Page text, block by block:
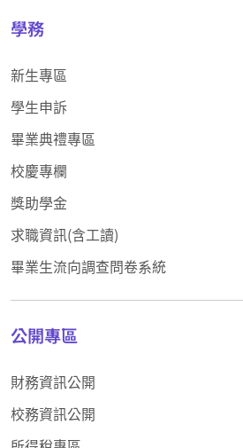
學務
新生專區
學生申訴
畢業典禮專區
校慶專欄
獎助學金
求職資訊(含工讀)
畢業生流向調查問卷系統
公開專區
財務資訊公開
校務資訊公開